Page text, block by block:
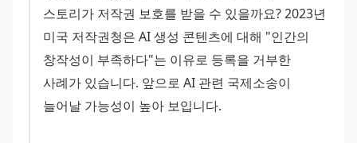
스토리가 저작권 보호를 받을 수 있을까요? 2023년
미국 저작권청은 AI 생성 콘텐츠에 대해 "인간의
창작성이 부족하다"는 이유로 등록을 거부한
사례가 있습니다. 앞으로 AI 관련 국제소송이
늘어날 가능성이 높아 보입니다.